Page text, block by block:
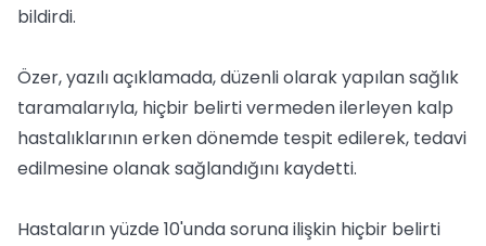
bildirdi.
Özer, yazılı açıklamada, düzenli olarak yapılan sağlık
taramalarıyla, hiçbir belirti vermeden ilerleyen kalp
hastalıklarının erken dönemde tespit edilerek, tedavi
edilmesine olanak sağlandığını kaydetti.
Hastaların yüzde 10'unda soruna ilişkin hiçbir belirti